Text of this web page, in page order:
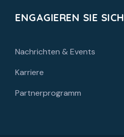
ENGAGIEREN SIE SICH
Nachrichten & Events
Karriere
Partnerprogramm